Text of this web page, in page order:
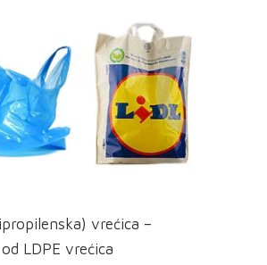
vrećica –
LDPE vrećica